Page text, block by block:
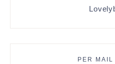
PER MAIL